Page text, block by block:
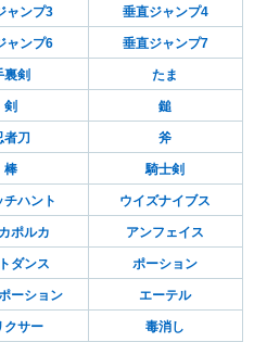
ャンプ3 垂直ジャンプ4
ャンプ6 垂直ジャンプ7
裏剣 たま
剣 鎚
者刀 斧
棒 騎士剣
チハント ウイズナイブス
ポルカ アンフェイス
ダンス ポーション
ーション エーテル
クサー 毒消し